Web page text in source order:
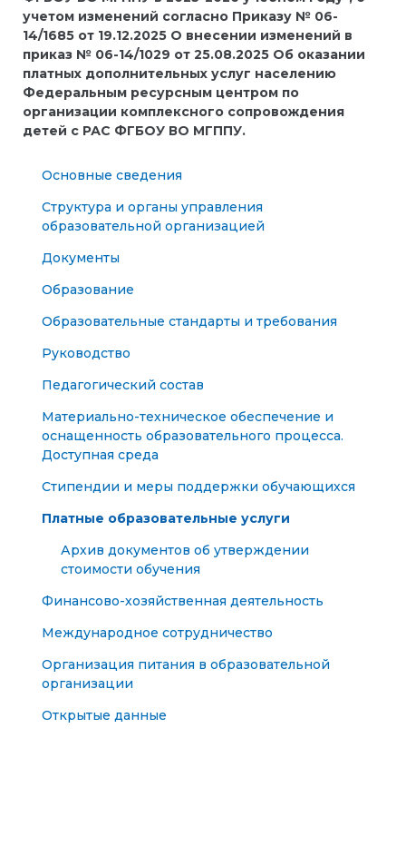
учетом изменений согласно Приказу № 06-
14/1685 от 19.12.2025 О внесении изменений в
приказ № 06-14/1029 от 25.08.2025 Об оказании
платных дополнительных услуг населению
Федеральным ресурсным центром по
организации комплексного сопровождения
детей с РАС ФГБОУ ВО МГППУ.
Основные сведения
Структура и органы управления
образовательной организацией
Документы
Образование
Образовательные стандарты и требования
Руководство
Педагогический состав
Материально-техническое обеспечение и
оснащенность образовательного процесса.
Доступная среда
Стипендии и меры поддержки обучающихся
Платные образовательные услуги
Архив документов об утверждении
стоимости обучения
Финансово-хозяйственная деятельность
Международное сотрудничество
Организация питания в образовательной
организации
Открытые данные